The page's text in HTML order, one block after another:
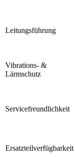
Leitungsführung
Vibrations- &
Lärmschutz
Servicefreundlichkeit
Ersatzteilverfügbarkeit